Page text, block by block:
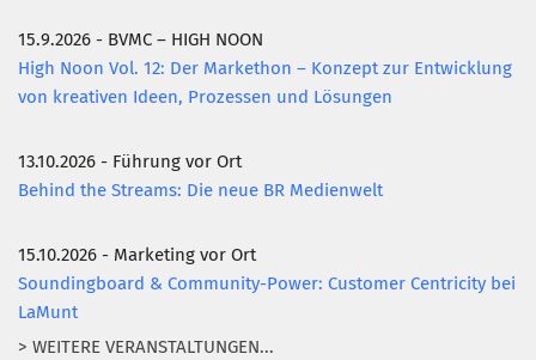
15.9.2026 - BVMC – HIGH NOON
High Noon Vol. 12: Der Markethon – Konzept zur Entwicklung
von kreativen Ideen, Prozessen und Lösungen
13.10.2026 - Führung vor Ort
Behind the Streams: Die neue BR Medienwelt
15.10.2026 - Marketing vor Ort
Soundingboard & Community-Power: Customer Centricity bei
LaMunt
> WEITERE VERANSTALTUNGEN...